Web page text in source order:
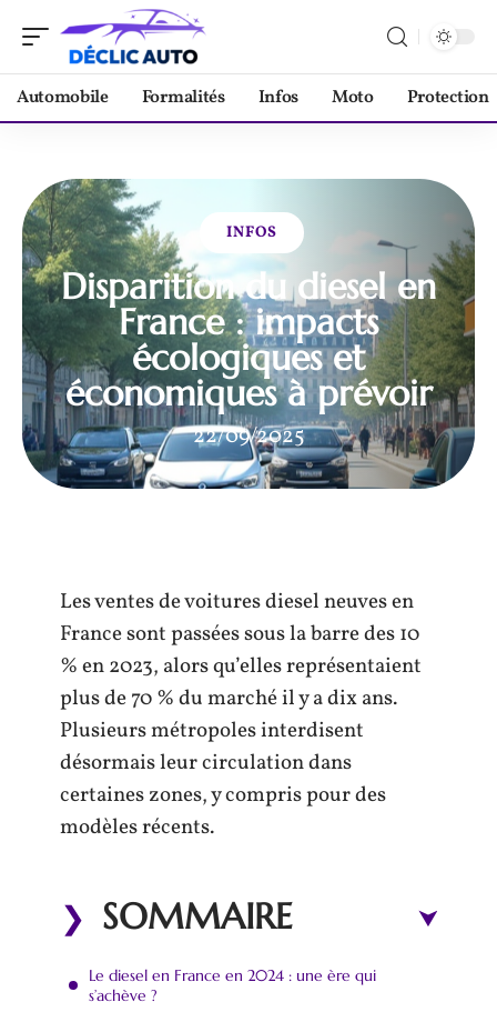
Automobile Formalités Infos Moto Protection
INFOS
Disparition du diesel en
France : impacts
écologiques et
économiques à prévoir
22/09/2025
Les ventes de voitures diesel neuves en
France sont passées sous la barre des 10
% en 2023, alors qu’elles représentaient
plus de 70 % du marché il y a dix ans.
Plusieurs métropoles interdisent
désormais leur circulation dans
certaines zones, y compris pour des
modèles récents.
SOMMAIRE
Le diesel en France en 2024 : une ère qui
s’achève ?